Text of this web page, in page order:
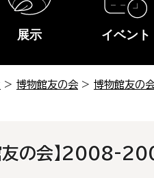
展示 イベント
> 博物館友の会 > 博物館友の
友の会】2008-